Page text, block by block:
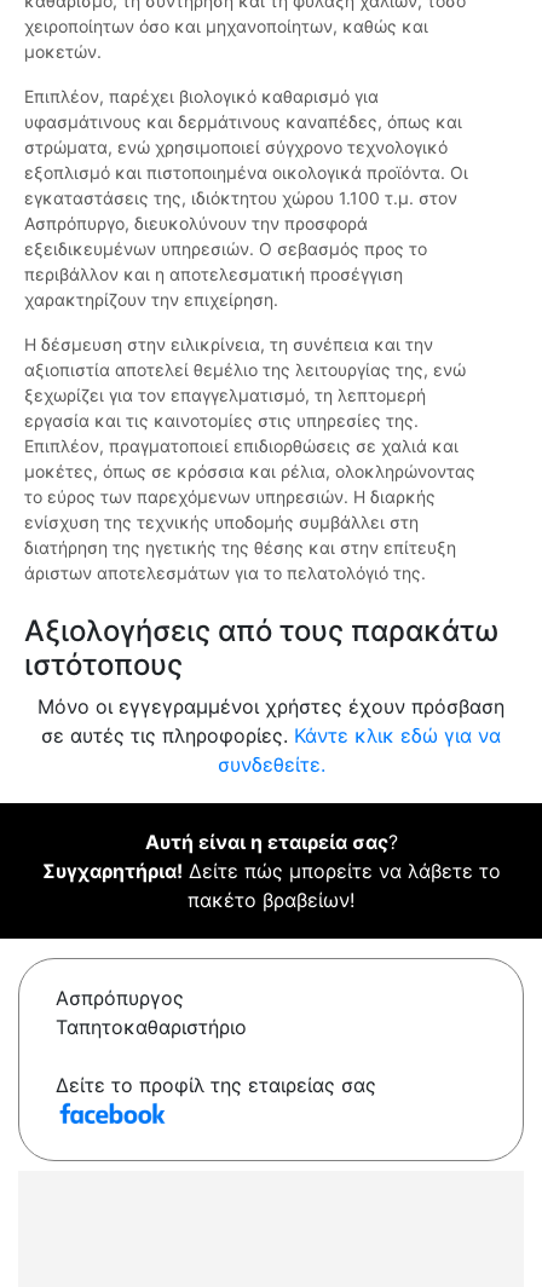
χειροποίητων όσο και μηχανοποίητων, καθώς και
μοκετών.
Επιπλέον, παρέχει βιολογικό καθαρισμό για
υφασμάτινους και δερμάτινους καναπέδες, όπως και
στρώματα, ενώ χρησιμοποιεί σύγχρονο τεχνολογικό
εξοπλισμό και πιστοποιημένα οικολογικά προϊόντα. Οι
εγκαταστάσεις της, ιδιόκτητου χώρου 1.100 τ.μ. στον
Ασπρόπυργο, διευκολύνουν την προσφορά
εξειδικευμένων υπηρεσιών. Ο σεβασμός προς το
περιβάλλον και η αποτελεσματική προσέγγιση
χαρακτηρίζουν την επιχείρηση.
Η δέσμευση στην ειλικρίνεια, τη συνέπεια και την
αξιοπιστία αποτελεί θεμέλιο της λειτουργίας της, ενώ
ξεχωρίζει για τον επαγγελματισμό, τη λεπτομερή
εργασία και τις καινοτομίες στις υπηρεσίες της.
Επιπλέον, πραγματοποιεί επιδιορθώσεις σε χαλιά και
μοκέτες, όπως σε κρόσσια και ρέλια, ολοκληρώνοντας
το εύρος των παρεχόμενων υπηρεσιών. Η διαρκής
ενίσχυση της τεχνικής υποδομής συμβάλλει στη
διατήρηση της ηγετικής της θέσης και στην επίτευξη
άριστων αποτελεσμάτων για το πελατολόγιό της.
Αξιολογήσεις από τους παρακάτω
ιστότοπους
Μόνο οι εγγεγραμμένοι χρήστες έχουν πρόσβαση
σε αυτές τις πληροφορίες. Κάντε κλικ εδώ για να
συνδεθείτε.
Αυτή είναι η εταιρεία σας?
Συγχαρητήρια! Δείτε πώς μπορείτε να λάβετε το
πακέτο βραβείων!
Ασπρόπυργος
Ταπητοκαθαριστήριο
Δείτε το προφίλ της εταιρείας σας